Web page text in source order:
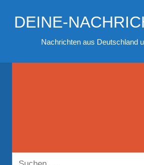
InhaltDEINE-
Nachrichten aus Deutschland
Suchen